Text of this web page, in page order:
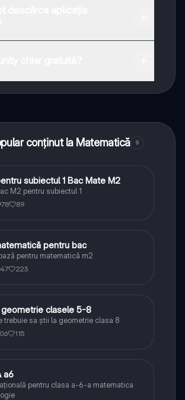
conținut la Matematică 9
subiectul 1 Bac Mate M2
M2 pentru subiectul 1
89
pentru bac
pentru matematică m2
223
clasele 5-8
trebuie sa știi la geometrie clasa 8
115
a6
pentru clasa a-6-a matematica